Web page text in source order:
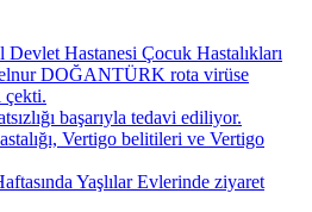
Devlet Hastanesi Çocuk Hastalıkları
DOĞANTÜRK rota virüse
çekti.
başarıyla tedavi ediliyor.
Vertigo belitileri ve Vertigo
Yaşlılar Evlerinde ziyaret